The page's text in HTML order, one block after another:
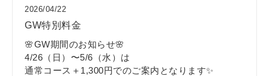
2026/04/22
GW特別料金
🌸GW期間のお知らせ🌸
4/26（日）〜5/6（水）は
通常コース＋1,300円でのご案内となります✨